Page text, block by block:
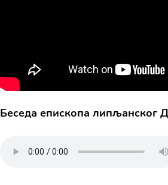
Беседа епископа липљанског